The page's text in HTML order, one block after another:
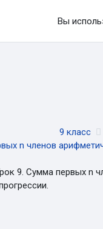
Вы
9 класс
n членов
9. Сумма первых n